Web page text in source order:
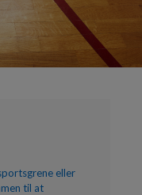
eller
til at